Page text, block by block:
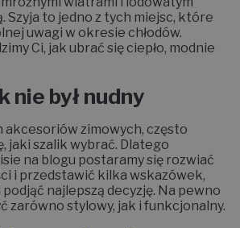
Szyja to jedno z tych miejsc, które
uwagi w okresie chłodów.
Ci, jak ubrać się ciepło, modnie
nie był nudny
akcesoriów zimowych, często
jaki szalik wybrać. Dlatego
na blogu postaramy się rozwiać
i przedstawić kilka wskazówek,
najlepszą decyzję. Na pewno
zarówno stylowy, jak i funkcjonalny.